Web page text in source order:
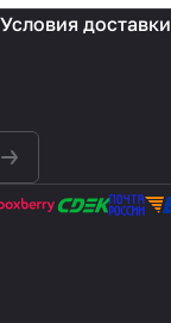
Условия доставки